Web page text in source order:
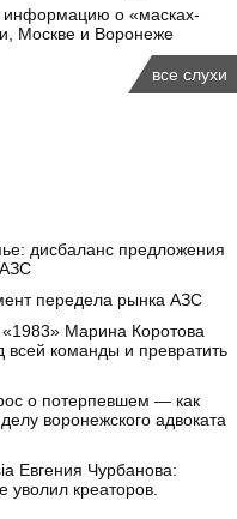
о «масках-
Москве и Воронеже
все слухи
дисбаланс предложения
передела рынка АЗС
«1983» Марина Коротова
всей команды и превратить
о потерпевшем — как
воронежского адвоката
Евгения Чурбанова:
уволил креаторов.